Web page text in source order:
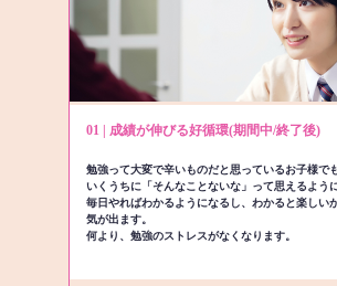
01 | 成績が伸びる好循環(期間中/終了後)
勉強って大変で辛いものだと思っているお子様で
いくうちに「そんなことないな」って思えるよう
毎日やればわかるようになるし、わかると楽しい
気が出ます。
何より、勉強のストレスがなくなります。